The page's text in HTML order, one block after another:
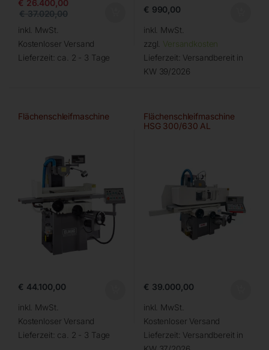
€ 26.400,00
€37.020,00
inkl. MwSt.
Kostenloser Versand
Lieferzeit: ca. 2 - 3 Tage
€ 990,00
inkl. MwSt.
zzgl. Versandkosten
Lieferzeit: Versandbereit in
KW 39/2026
Flächenschleifmaschine
€ 44.100,00
inkl. MwSt.
Kostenloser Versand
Lieferzeit: ca. 2 - 3 Tage
Flächenschleifmaschine
HSG 300/630 AL
€ 39.000,00
inkl. MwSt.
Kostenloser Versand
Lieferzeit: Versandbereit in